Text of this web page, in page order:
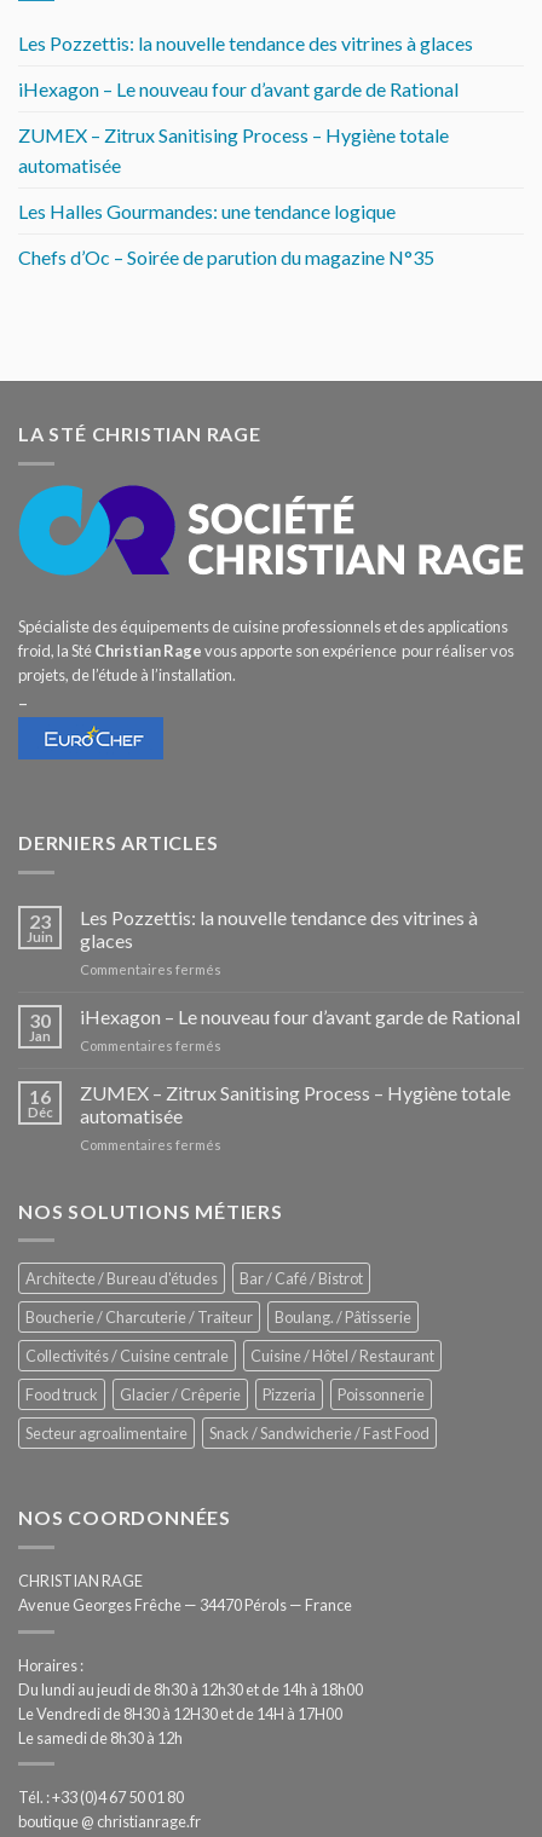
Les Pozzettis: la nouvelle tendance des vitrines à glaces
iHexagon – Le nouveau four d’avant garde de Rational
ZUMEX – Zitrux Sanitising Process – Hygiène totale
automatisée
Les Halles Gourmandes: une tendance logique
Chefs d’Oc – Soirée de parution du magazine N°35
LA STÉ CHRISTIAN RAGE
Spécialiste des équipements de cuisine professionnels et des applications
froid, la StéChristian Ragevous apporte son expérience pour réaliser vos
projets, de l’étude à l’installation.
–
DERNIERS ARTICLES
23
Juin
Les Pozzettis: la nouvelle tendance des vitrines à
glaces
Commentaires fermés
Pozzettis:
la
des
30
Jan
iHexagon – Le nouveau four d’avant garde de Rational
Commentaires fermés
–
Le
de
16
Déc
ZUMEX – Zitrux Sanitising Process – Hygiène totale
automatisée
Commentaires fermés
Zitrux
–
Hygiène
totale
automatisée
NOS SOLUTIONS MÉTIERS
Architecte / Bureau d'études
Bar / Café / Bistrot
Boucherie / Charcuterie / Traiteur
Boulang. / Pâtisserie
Collectivités / Cuisine centrale
Cuisine / Hôtel / Restaurant
Food truck
Glacier / Crêperie Pizzeria
Poissonnerie
Secteur agroalimentaire
Snack / Sandwicherie / Fast Food
NOS COORDONNÉES
CHRISTIAN RAGE
Avenue Georges Frêche — 34470 Pérols — France
Horaires :
Du lundi au jeudi de 8h30 à 12h30 et de 14h à 18h00
Le Vendredi de 8H30 à 12H30 et de 14H à 17H00
Le samedi de 8h30 à 12h
Tél. : +33 (0)4 67 50 01 80
boutique @ christianrage.fr